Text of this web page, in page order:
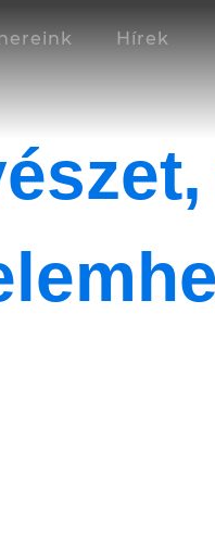
Hírek